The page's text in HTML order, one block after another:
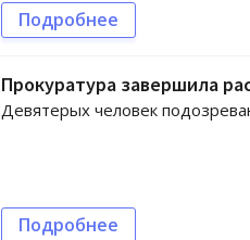
Подробнее
Прокуратура завершила
Девятерых человек
Подробнее